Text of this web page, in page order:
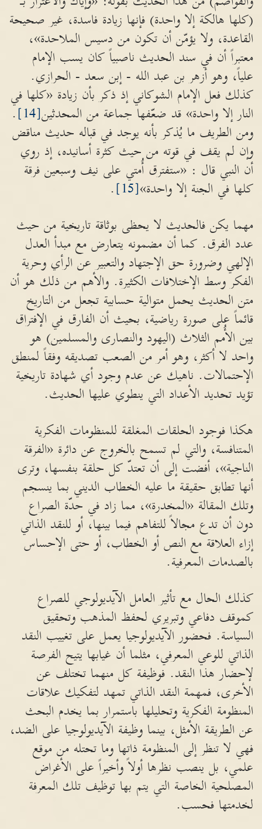
(كلها هالكة إلا واحدة) فإنها زيادة فاسدة، غير صحيحة
القاعدة، ولا يؤمّن أن تكون من دسيس الملاحدة»،
معتبراً أن في سند الحديث ناصبياً كان يسب الإمام
علياً، وهو أزهر بن عبد الله - إبن سعد - الحرازي.
كذلك فعل الإمام الشوكاني إذ ذكر بأن زيادة «كلها في
النار إلا واحدة» قد ضعّفها جماعة من المحدثين[14]
.
ومن الطريف ما يُذكر بأنه يوجد في قباله حديث مناقض
وإن لم يقف في قوته من حيث كثرة أسانيده، إذ روي
أن النبي قال : «ستفترق أُمتي على نيف وسبعين فرقة
كلها في الجنة إلا واحدة»[15]
.
مهما يكن فالحديث لا يحظى بوثاقة تاريخية من حيث
عدد الفرق. كما أن مضمونه يتعارض مع مبدأ العدل
الإلهي وضرورة حق الإجتهاد والتعبير عن الرأي وحرية
الفكر وسط الإختلافات الكثيرة. والأهم من ذلك هو أن
متن الحديث يحمل متوالية حسابية تجعل من التاريخ
قائماً على صورة رياضية، بحيث أن الفارق في الإفتراق
بين الأُمم الثلاث (اليهود والنصارى والمسلمين) هو
واحد لا أكثر، وهو أمر من الصعب تصديقه وفقاً لمنطق
الإحتمالات. ناهيك عن عدم وجود أي شهادة تاريخية
تؤيد تحديد الأعداد التي ينطوي عليها الحديث.
هكذا فوجود الحلقات المغلقة للمنظومات الفكرية
المتنافسة، والتي لم تسمح بالخروج عن دائرة «الفرقة
الناجية»، أفضت إلى أن تعتدّ كل حلقة بنفسها، وترى
أنها تطابق حقيقة ما عليه الخطاب الديني بما ينسجم
وتلك المقالة «المخدرة»، مما زاد في حدّة الصراع
دون أن تدع مجالاً للتفاهم فيما بينها، أو للنقد الذاتي
إزاء العلاقة مع النص أو الخطاب، أو حتى الإحساس
بالصدمات المعرفية.
كذلك الحال مع تأثير العامل الآيديولوجي للصراع
كموقف دفاعي وتبريري لحفظ المذهب وتحقيق
السياسة. فحضور الآيديولوجيا يعمل على تغييب النقد
الذاتي للوعي المعرفي، مثلما أن غيابها يتيح الفرصة
لإحضار هذا النقد. فوظيفة كل منهما تختلف عن
الأخرى، فمهمة النقد الذاتي تمهد لتفكيك علاقات
المنظومة الفكرية وتحليلها باستمرار بما يخدم البحث
عن الطريقة الأمثل، بينما وظيفة الآيديولوجيا على الضد،
فهي لا تنظر إلى المنظومة ذاتها وما تحتله من موقع
علمي، بل ينصب نظرها أولاً وأخيراً على الأغراض
المصلحية الخاصة التي يتم بها توظيف تلك المعرفة
لخدمتها فحسب.